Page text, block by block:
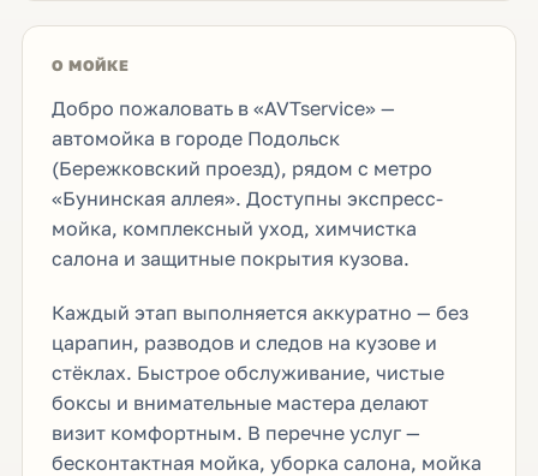
О МОЙКЕ
Добро пожаловать в «AVTservice» —
автомойка в городе Подольск
(Бережковский проезд), рядом с метро
«Бунинская аллея». Доступны экспресс-
мойка, комплексный уход, химчистка
салона и защитные покрытия кузова.
Каждый этап выполняется аккуратно — без
царапин, разводов и следов на кузове и
стёклах. Быстрое обслуживание, чистые
боксы и внимательные мастера делают
визит комфортным. В перечне услуг —
бесконтактная мойка, уборка салона, мойка